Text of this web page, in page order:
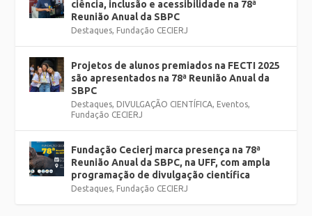
ciência, inclusão e acessibilidade na 78ª
Reunião Anual da SBPC
Destaques, Fundação CECIERJ
Projetos de alunos premiados na FECTI 2025
são apresentados na 78ª Reunião Anual da
SBPC
Destaques, DIVULGAÇÃO CIENTÍFICA, Eventos,
Fundação CECIERJ
Fundação Cecierj marca presença na 78ª
Reunião Anual da SBPC, na UFF, com ampla
programação de divulgação científica
Destaques, Fundação CECIERJ